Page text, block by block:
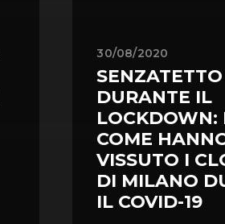
30/08/2020
SENZATETTO
DURANTE IL
LOCKDOWN:
COME
VISSUTO I
DI MILANO
IL COVID-19